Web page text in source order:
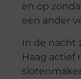
en op
een ander
In de nacht
Haag actief